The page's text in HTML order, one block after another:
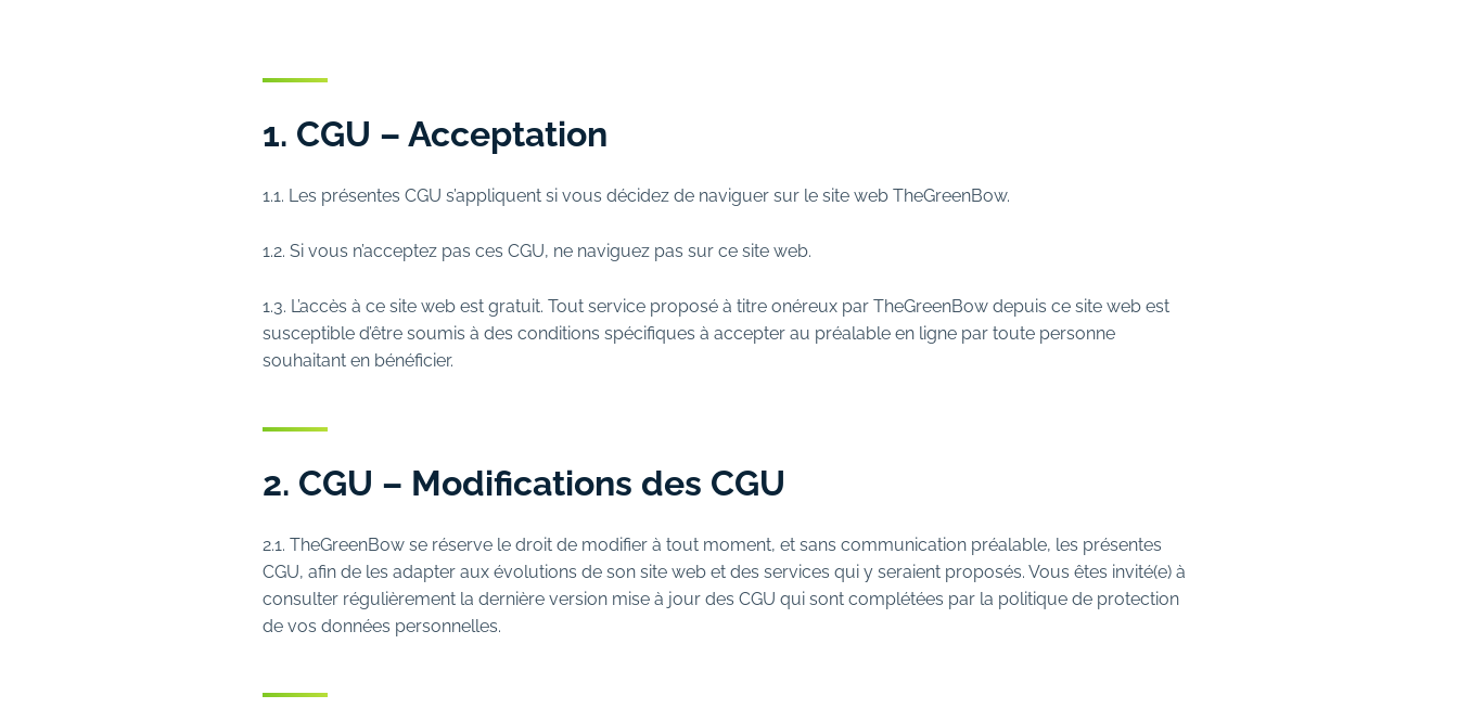
1. CGU – Acceptation
1.1. Les présentes CGU s’appliquent si vous décidez de naviguer sur le site web TheGreenBow.
1.2. Si vous n’acceptez pas ces CGU, ne naviguez pas sur ce site web.
1.3. L’accès à ce site web est gratuit. Tout service proposé à titre onéreux par TheGreenBow depuis ce site web est
susceptible d’être soumis à des conditions spécifiques à accepter au préalable en ligne par toute personne
souhaitant en bénéficier.
2. CGU – Modifications des CGU
2.1. TheGreenBow se réserve le droit de modifier à tout moment, et sans communication préalable, les présentes
CGU, afin de les adapter aux évolutions de son site web et des services qui y seraient proposés. Vous êtes invité(e) à
consulter régulièrement la dernière version mise à jour des CGU qui sont complétées par la politique de protection
de vos données personnelles.